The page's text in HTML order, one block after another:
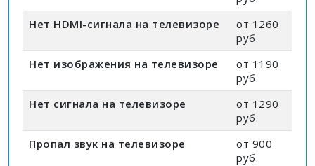
Нет HDMI-сигнала на телевизоре
от 1260
руб.
Нет изображения на телевизоре
от 1190
руб.
Нет сигнала на телевизоре
от 1290
руб.
Пропал звук на телевизоре
от 900
руб.